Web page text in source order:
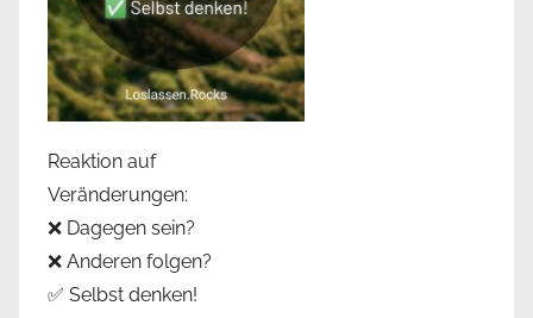
Reaktion auf
Veränderungen:
❌ Dagegen sein?
❌ Anderen folgen?
✅ Selbst denken!